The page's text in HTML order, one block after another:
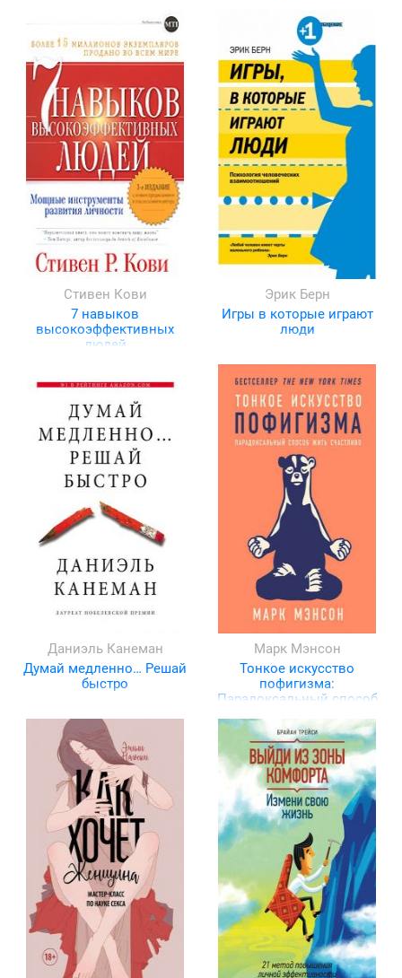
Стивен Кови
7 навыков
высокоэффективных
людей
Эрик Берн
Игры в которые играют
люди
Даниэль Канеман
Думай медленно… Решай
быстро
Марк Мэнсон
Тонкое искусство
пофигизма:
Парадоксальный способ